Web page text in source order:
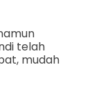
telah
mudah